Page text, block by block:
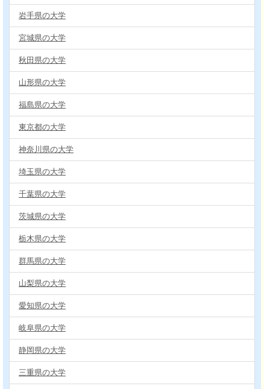
岩手県の大学
宮城県の大学
秋田県の大学
山形県の大学
福島県の大学
東京都の大学
神奈川県の大学
埼玉県の大学
千葉県の大学
茨城県の大学
栃木県の大学
群馬県の大学
山梨県の大学
愛知県の大学
岐阜県の大学
静岡県の大学
三重県の大学